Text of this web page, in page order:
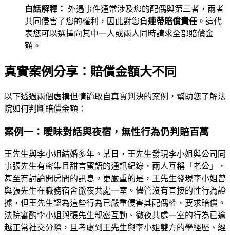
白話解釋： 外遇事件通常涉及您的配偶與第三者，兩者
共同侵害了您的權利，因此對您負連帶賠償責任 。這代
表您可以選擇向其中一人或兩人同時請求全部賠償金
額。
真實案例分享：賠償金額大不同
以下透過兩個虛構但情節取自真實判決的案例，幫助您了解法
院如何判斷賠償金額：
案例一：曖昧對話與夜宿，無性行為仍判賠百萬
王先生與李小姐結婚多年。某日，王先生發現李小姐與公司同
事張先生有密集且甜言蜜語的通訊紀錄，兩人互稱「老公」，
甚至有討論開房間的訊息。更嚴重的是，王先生發現李小姐曾
與張先生在職務宿舍徹夜共處一室。儘管沒有直接的性行為證
據，但王先生認為這些行為已嚴重侵害其配偶權，要求賠償。
法院審酌李小姐與張先生親密互動、徹夜共處一室的行為已逾
越正常社交分際，且考慮到王先生與李小姐雙方的學經歷、經